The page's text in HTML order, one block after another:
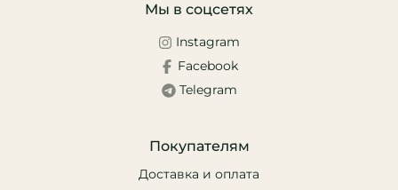
Мы в соцсетях
Instagram
Facebook
Telegram
Покупателям
Доставка и оплата